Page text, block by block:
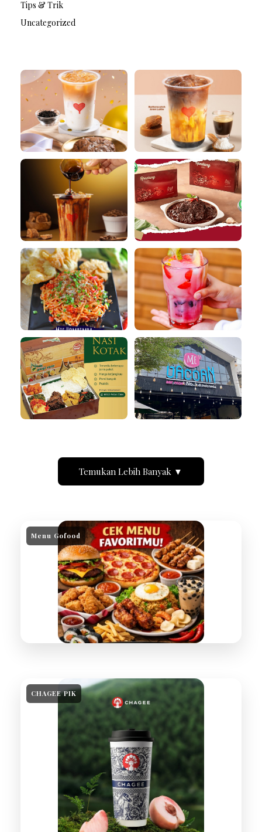
Tips & Trik
Uncategorized
Temukan Lebih Banyak ▼
Menu Gofood
CHAGEE PIK